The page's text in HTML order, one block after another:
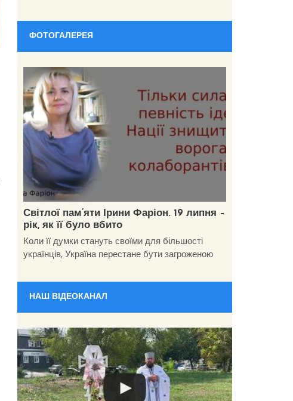
ФОТОГАЛЕРЕЯ
Світлої пам’яти Ірини Фаріон. 19 липня –
рік, як її було вбито
Коли її думки стануть своїми для більшості
українців, Україна перестане бути загроженою
НАШ ВІДЕОКАНАЛ